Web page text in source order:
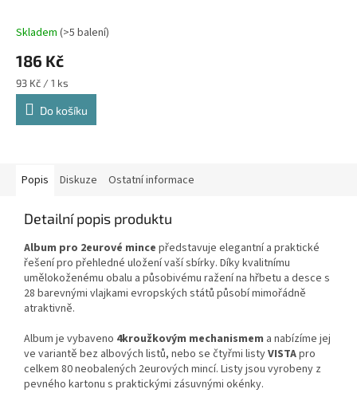
Skladem (>5 balení)
186 Kč
Měrná
cena:
93 Kč / 1 ks
Do košíku
Popis Diskuze Ostatní informace
Detailní popis produktu
Album pro 2eurové mince představuje elegantní a praktické
řešení pro přehledné uložení vaší sbírky. Díky kvalitnímu
umělokoženému obalu a působivému ražení na hřbetu a desce s
28 barevnými vlajkami evropských států působí mimořádně
atraktivně.
Album je vybaveno 4kroužkovým mechanismem a nabízíme jej
ve variantě bez albových listů, nebo se čtyřmi listyVISTApro
celkem 80 neobalených 2eurových mincí. Listy jsou vyrobeny z
pevného kartonu s praktickými zásuvnými okénky.